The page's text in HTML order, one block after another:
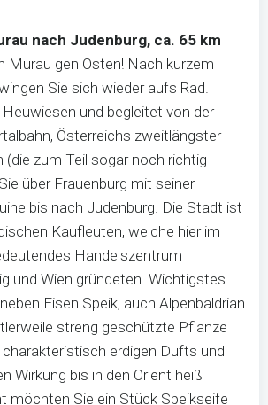
nach Judenburg, ca. 65 km
Murau gen Osten! Nach kurzem
Sie sich wieder aufs Rad.
und begleitet von der
Österreichs zweitlängster
(die zum Teil sogar noch richtig
über Frauenburg mit seiner
bis nach Judenburg. Die Stadt ist
Kaufleuten, welche hier im
Handelszentrum
und Wien gründeten. Wichtigstes
Eisen Speik, auch Alpenbaldrian
streng geschützte Pflanze
erdigen Dufts und
Wirkung bis in den Orient heiß
möchten Sie ein Stück Speikseife